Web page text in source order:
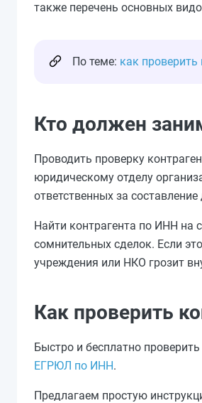
также перечень основных
По теме: как проверить
Кто должен
Проводить проверку
юридическому отделу
ответственных за
Найти контрагента по ИНН на
сомнительных сделок. Если
учреждения или НКО грозит
Как проверить
Быстро и бесплатно
ЕГРЮЛ по ИНН.
Предлагаем простую